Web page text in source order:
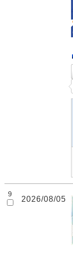
9
2026/08/05